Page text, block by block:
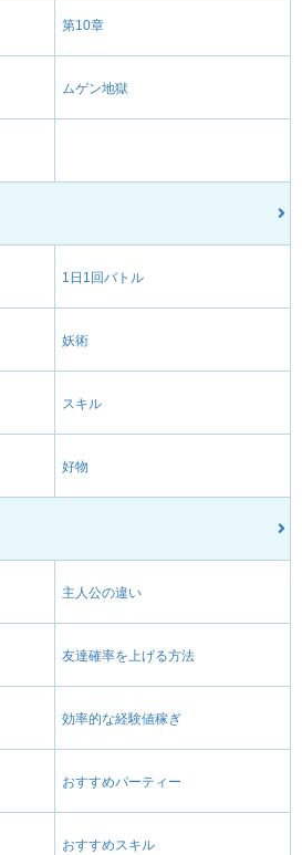
第10章
ムゲン地獄
1日1回バトル
妖術
スキル
好物
主人公の違い
友達確率を上げる方法
効率的な経験値稼ぎ
おすすめパーティー
おすすめスキル